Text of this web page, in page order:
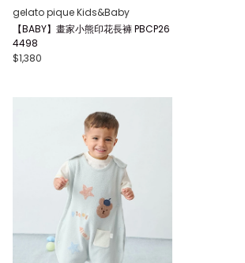
gelato pique Kids&Baby
【BABY】畫家小熊印花長褲 PBCP26
4498
$1,380